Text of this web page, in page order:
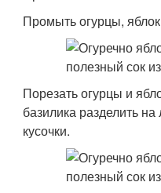
Промыть огурцы,
Порезать огурцы и
базилика разделить
кусочки.